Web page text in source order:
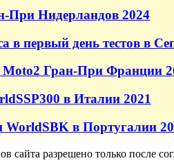
При Нидерландов 2024
в первый день тестов в
Moto2 Гран-При Франции
в Италии 2021
WorldSBK в Португалии
сайта разрешено только после